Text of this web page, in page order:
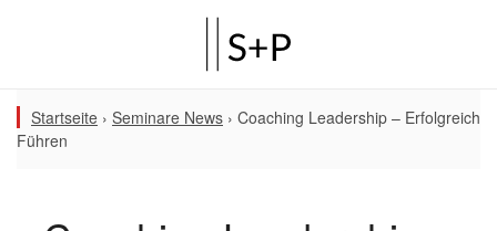
Startseite › Seminare News › Coaching Leadership – Erfolgreich
Führen